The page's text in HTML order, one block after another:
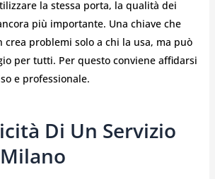
la stessa porta, la qualità dei
più importante. Una chiave che
crea problemi solo a chi la usa, ma può
per tutti. Per questo conviene affidarsi
e professionale.
Di Un Servizio